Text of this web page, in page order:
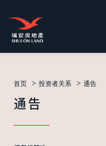
首页 > 投资者关系 > 通告
通告